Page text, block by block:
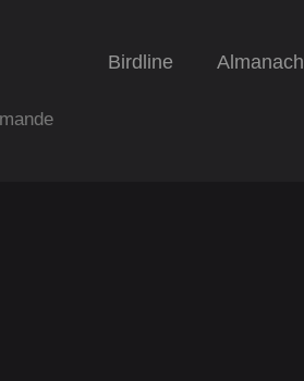
Birdline Almanach